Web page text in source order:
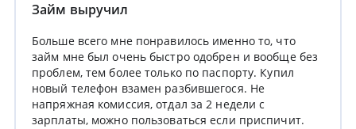
Займ выручил
Больше всего мне понравилось именно то, что
займ мне был очень быстро одобрен и вообще без
проблем, тем более только по паспорту. Купил
новый телефон взамен разбившегося. Не
напряжная комиссия, отдал за 2 недели с
зарплаты, можно пользоваться если приспичит.